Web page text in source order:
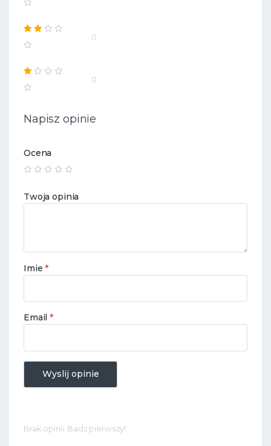
0
0
Napisz opinie
Ocena
Twoja opinia
Imie*
Email*
Wyslij opinie
Brak opinii. Badz pierwszy!